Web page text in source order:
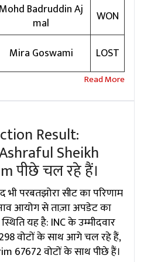
Mohd Badruddin Aj
mal
WON
Mira Goswami LOST
Result:
Sheikh
पीछे चल रहे हैं।
परबतझोरा सीट का परिणाम
आयोग से ताज़ा अपडेट का
यह है: INC के उम्मीदवार
वोटों के साथ आगे चल रहे हैं,
67672 वोटों के साथ पीछे हैं।